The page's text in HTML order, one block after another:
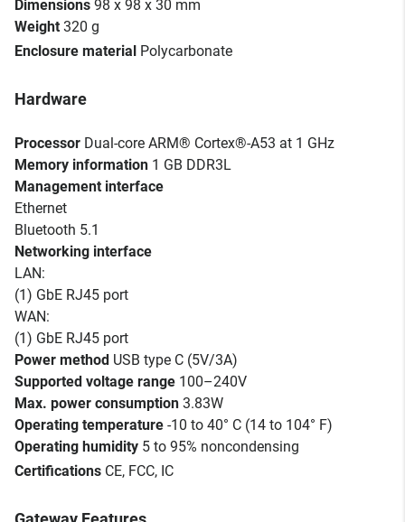
Dimensions 98 x 98 x 30 mm
Weight 320 g
Enclosure material Polycarbonate
Hardware
Processor Dual-core ARM® Cortex®-A53 at 1 GHz
Memory information 1 GB DDR3L
Management interface
Ethernet
Bluetooth 5.1
Networking interface
LAN:
(1) GbE RJ45 port
WAN:
(1) GbE RJ45 port
Power method USB type C (5V/3A)
Supported voltage range 100–240V
Max. power consumption 3.83W
Operating temperature -10 to 40° C (14 to 104° F)
Operating humidity 5 to 95% noncondensing
Certifications CE, FCC, IC